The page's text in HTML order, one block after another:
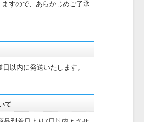
すので、あらかじめご了承
以内に発送いたします。
て